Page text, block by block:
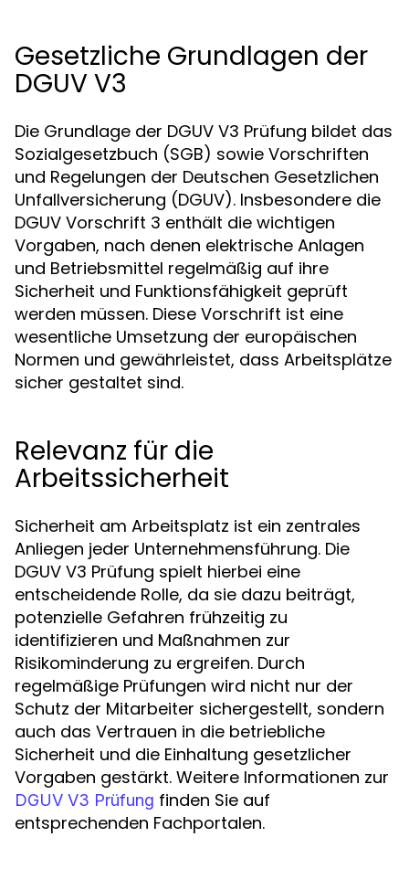
Gesetzliche Grundlagen der
DGUV V3
Die Grundlage der DGUV V3 Prüfung bildet das
Sozialgesetzbuch (SGB) sowie Vorschriften
und Regelungen der Deutschen Gesetzlichen
Unfallversicherung (DGUV). Insbesondere die
DGUV Vorschrift 3 enthält die wichtigen
Vorgaben, nach denen elektrische Anlagen
und Betriebsmittel regelmäßig auf ihre
Sicherheit und Funktionsfähigkeit geprüft
werden müssen. Diese Vorschrift ist eine
wesentliche Umsetzung der europäischen
Normen und gewährleistet, dass Arbeitsplätze
sicher gestaltet sind.
Relevanz für die
Arbeitssicherheit
Sicherheit am Arbeitsplatz ist ein zentrales
Anliegen jeder Unternehmensführung. Die
DGUV V3 Prüfung spielt hierbei eine
entscheidende Rolle, da sie dazu beiträgt,
potenzielle Gefahren frühzeitig zu
identifizieren und Maßnahmen zur
Risikominderung zu ergreifen. Durch
regelmäßige Prüfungen wird nicht nur der
Schutz der Mitarbeiter sichergestellt, sondern
auch das Vertrauen in die betriebliche
Sicherheit und die Einhaltung gesetzlicher
Vorgaben gestärkt. Weitere Informationen zur
DGUV V3 Prüfung finden Sie auf
entsprechenden Fachportalen.